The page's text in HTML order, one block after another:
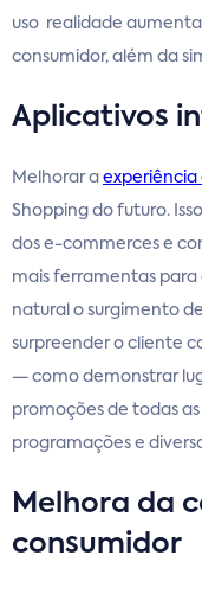
uso realidade
consumidor, além da
Aplicativos
Melhorar a experiência
Shopping do futuro.
dos e-commerces e
mais ferramentas para
natural o surgimento de
surpreender o cliente
— como demonstrar
promoções de todas
programações e
Melhora da
consumidor